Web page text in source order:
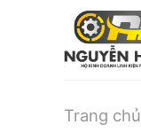
Trang chủ